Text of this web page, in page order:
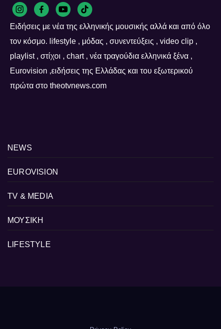
Ειδήσεις με νέα της ελληνικής μουσικής αλλά και από όλο
τον κόσμο. lifestyle , μόδας , συνεντεύξεις , video clip ,
playlist , στίχοι , chart , νέα τραγούδια ελληνικά ξένα ,
Eurovision ,ειδήσεις της Ελλάδας και του εξωτερικού
πρώτα στο theotvnews.com
NEWS
EUROVISION
TV & MEDIA
ΜΟΥΣΙΚΗ
LIFESTYLE